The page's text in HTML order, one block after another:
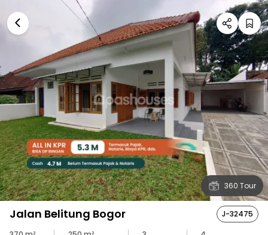
360 Tour
Jalan Belitung Bogor
J-32475